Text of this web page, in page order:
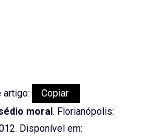
artigo:
Copiar
moral . Florianópolis:
Disponível em: